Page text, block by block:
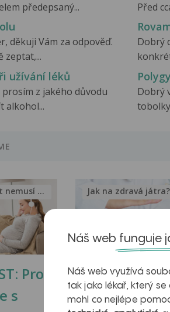
předepsaný...
Před
děkuji Vám za odpověď.
zeptat,...
Dobrý
užívání léků
z jakého důvodu
alkohol...
Dobrý
Proč
s
Nevolnost nemusí být nutnou...
Ztukovatění
jater v
Jak na zdravá játra?
Náš web funguje
Náš web využívá
tak jako lékař, který
mohl co nejlépe